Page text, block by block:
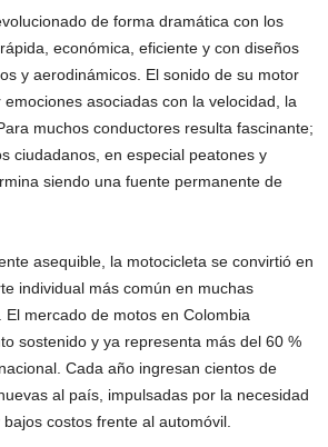
de forma dramática con los
económica, eficiente y con diseños
y aerodinámicos. El sonido de su motor
asociadas con la velocidad, la
muchos conductores resulta fascinante;
ciudadanos, en especial peatones y
siendo una fuente permanente de
asequible, la motocicleta se convirtió en
individual más común en muchas
mercado de motos en Colombia
sostenido y ya representa más del 60 %
Cada año ingresan cientos de
al país, impulsadas por la necesidad
costos frente al automóvil.